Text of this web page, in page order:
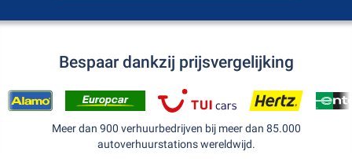
Bespaar dankzij prijsvergelijking
Meer dan 900 verhuurbedrijven bij meer dan 85.000
autoverhuurstations wereldwijd.